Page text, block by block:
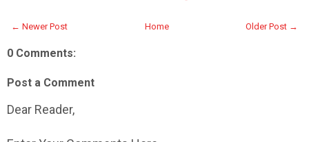
← Newer Post Older Post →
Home
0 Comments:
Post a Comment
Dear Reader,